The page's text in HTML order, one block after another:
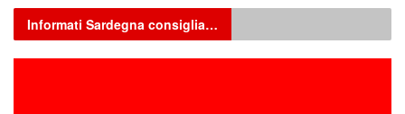
Informati Sardegna consiglia…